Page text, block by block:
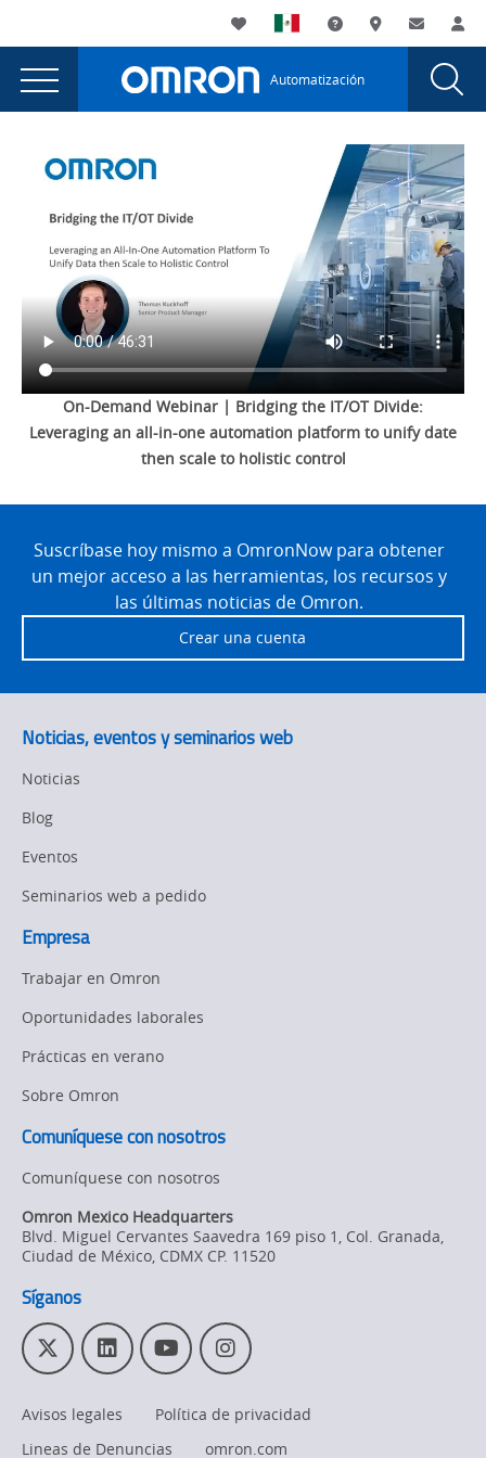
currently
viewing
the
Divide:
Leveraging
Advanced
Control
Platform
Control
Utility
Navigation
My List Soporte DóndeContacto
Main
Navigation
Automatización
Bridging
the
IT/OT
Divide:
Leveraging
an
Advanced
Control
Platform
Unified
Control
On-Demand Webinar | Bridging the IT/OT Divide:
Leveraging an all-in-one automation platform to unify date
then scale to holistic control
FooterSuscríbase hoy mismo a OmronNow para obtener
un mejor acceso a las herramientas, los recursos y
las últimas noticias de Omron.
Crear una cuenta
Noticias, eventos y seminarios web
Noticias
Blog
Eventos
Seminarios web a pedido
Empresa
Trabajar en Omron
Oportunidades laborales
Prácticas en verano
Sobre Omron
Comuníquese con nosotros
Comuníquese con nosotros
Omron Mexico Headquarters
Blvd. Miguel Cervantes Saavedra 169 piso 1, Col. Granada
Ciudad de México, CDMX CP. 11520
Síganos
T
w
t
t
L
i
k
e
Y
o
T
u
I
n
t
a
Avisos legales
Política de privacidad
Lineas de Denuncias
omron.com